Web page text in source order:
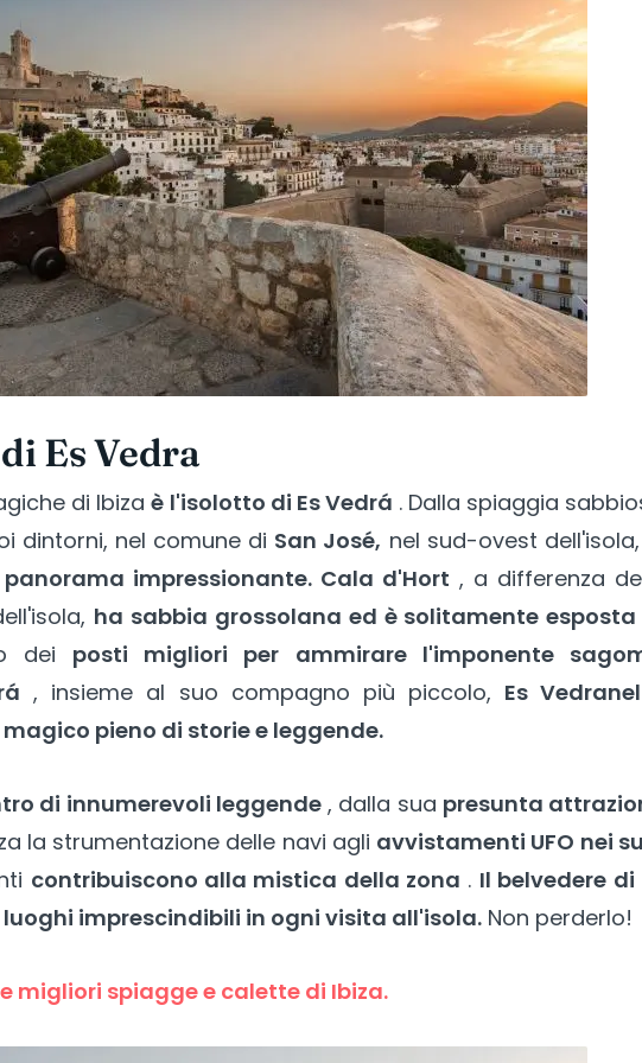
Es Vedra
di Ibizaè l'isolotto di Es Vedrá . Dalla spiaggia
dintorni, nel comune di San José, nel sud-ovest
impressionante. Cala d'Hort , a differenza
ha sabbia grossolana ed è solitamente
dei posti migliori per ammirare l'imponente
, insieme al suo compagno più piccolo, Es
pieno di storie e leggende.
di innumerevoli leggende, dalla sua presunta
la strumentazione delle navi agli avvistamenti UFO nei
contribuiscono alla mistica della zona . Il belvedere di
luoghi imprescindibili in ogni visita all'isola. Non perderlo!
migliori spiagge e calette di Ibiza.